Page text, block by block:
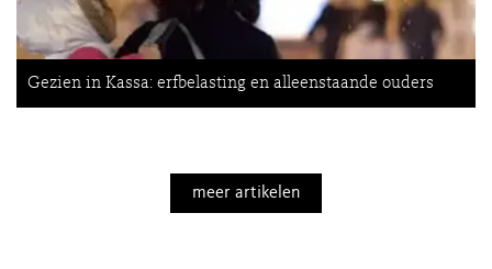
Gezien in Kassa: erfbelasting en alleenstaande ouders
meer artikelen